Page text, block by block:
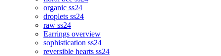
organic ss24
droplets ss24
raw ss24
Earrings overview
sophistication ss24
reversible hearts ss24